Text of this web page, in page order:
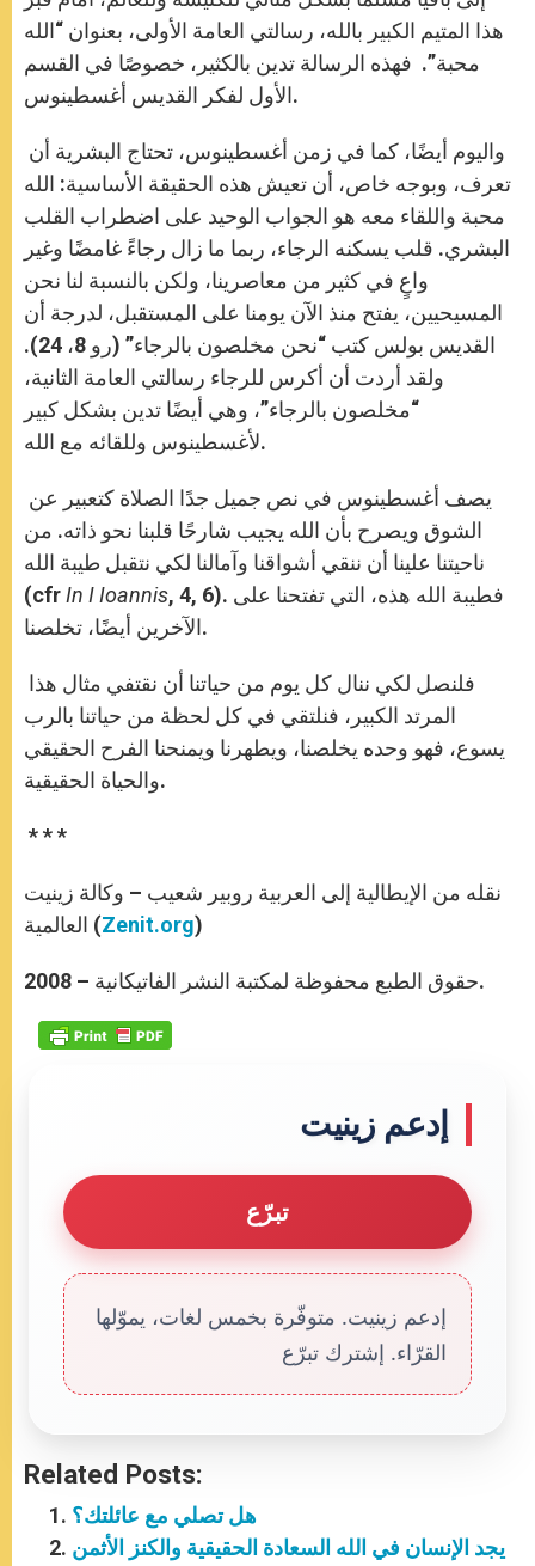
هذا المتيم الكبير بالله، رسالتي العامة الأولى، بعنوان “الله
محبة”. فهذه الرسالة تدين بالكثير، خصوصًا في القسم
الأول لفكر القديس أغسطينوس.
تعرف، وبوجه خاص، أن تعيش هذه الحقيقة الأساسية: الله
محبة واللقاء معه هو الجواب الوحيد على اضطراب القلب
البشري. قلب يسكنه الرجاء، ربما ما زال رجاءً غامضًا وغير
واعٍ في كثير من معاصرينا، ولكن بالنسبة لنا نحن
المسيحيين، يفتح منذ الآن يومنا على المستقبل، لدرجة أن
القديس بولس كتب “نحن مخلصون بالرجاء” (رو 8، 24).
ولقد أردت أن أكرس للرجاء رسالتي العامة الثانية،
“مخلصون بالرجاء”، وهي أيضًا تدين بشكل كبير
لأغسطينوس وللقائه مع الله.
الشوق ويصرح بأن الله يجيب شارحًا قلبنا نحو ذاته. من
ناحيتنا علينا أن ننقي أشواقنا وآمالنا لكي نتقبل طيبة الله
(cfr In I Ioannis, 4, 6). فطيبة الله هذه، التي تفتحنا على
الآخرين أيضًا، تخلصنا.
المرتد الكبير، فنلتقي في كل لحظة من حياتنا بالرب
يسوع، فهو وحده يخلصنا، ويطهرنا ويمنحنا الفرح الحقيقي
والحياة الحقيقية.
* * *
نقله من الإيطالية إلى العربية روبير شعيب – وكالة زينيت
العالمية (Zenit.org)
حقوق الطبع محفوظة لمكتبة النشر الفاتيكانية – 2008.
إدعم زينيت
تبرّع
إدعم زينيت. متوفّرة بخمس لغات، يموّلها
القرّاء. إشترك تبرّع
Related Posts:
هل تصلي مع عائلتك؟
يجد الإنسان في الله السعادة الحقيقية والكنز الأثمن